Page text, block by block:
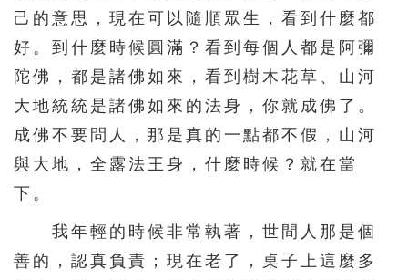
己的意思，現在可以隨順眾生，看到什麼都
好。到什麼時候圓滿？看到每個人都是阿彌
陀佛，都是諸佛如來，看到樹木花草、山河
大地統統是諸佛如來的法身，你就成佛了。
成佛不要問人，那是真的一點都不假，山河
與大地，全露法王身，什麼時候？就在當
下。
我年輕的時候非常執著，世間人那是個
善的，認真負責；現在老了，桌子上這麼多